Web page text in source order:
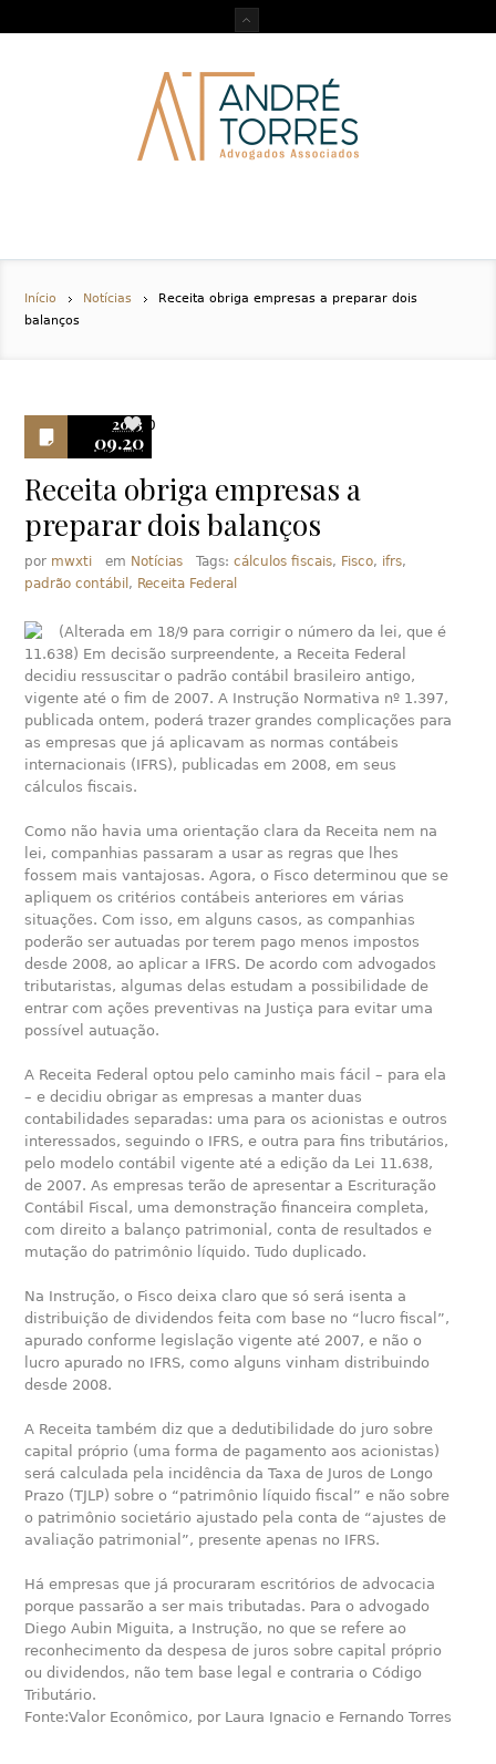
Início Notícias
Receita obriga empresas a preparar dois
balanços
2013
09.20
0
Receita obriga empresas a
preparar dois balanços
por mwxti em Notícias Tags:cálculos fiscais, Fisco, ifrs,
padrão contábil , Receita Federal
(Alterada em 18/9 para corrigir o número da lei, que é
11.638) Em decisão surpreendente, a Receita Federal
decidiu ressuscitar o padrão contábil brasileiro antigo,
vigente até o fim de 2007. A Instrução Normativa nº 1.397,
publicada ontem, poderá trazer grandes complicações para
as empresas que já aplicavam as normas contábeis
internacionais (IFRS), publicadas em 2008, em seus
cálculos fiscais.
Como não havia uma orientação clara da Receita nem na
lei, companhias passaram a usar as regras que lhes
fossem mais vantajosas. Agora, o Fisco determinou que se
apliquem os critérios contábeis anteriores em várias
situações. Com isso, em alguns casos, as companhias
poderão ser autuadas por terem pago menos impostos
desde 2008, ao aplicar a IFRS. De acordo com advogados
tributaristas, algumas delas estudam a possibilidade de
entrar com ações preventivas na Justiça para evitar uma
possível autuação.
A Receita Federal optou pelo caminho mais fácil – para ela
– e decidiu obrigar as empresas a manter duas
contabilidades separadas: uma para os acionistas e outros
interessados, seguindo o IFRS, e outra para fins tributários,
pelo modelo contábil vigente até a edição da Lei 11.638,
de 2007. As empresas terão de apresentar a Escrituração
Contábil Fiscal, uma demonstração financeira completa,
com direito a balanço patrimonial, conta de resultados e
mutação do patrimônio líquido. Tudo duplicado.
Na Instrução, o Fisco deixa claro que só será isenta a
distribuição de dividendos feita com base no “lucro fiscal”,
apurado conforme legislação vigente até 2007, e não o
lucro apurado no IFRS, como alguns vinham distribuindo
desde 2008.
A Receita também diz que a dedutibilidade do juro sobre
capital próprio (uma forma de pagamento aos acionistas)
será calculada pela incidência da Taxa de Juros de Longo
Prazo (TJLP) sobre o “patrimônio líquido fiscal” e não sobre
o patrimônio societário ajustado pela conta de “ajustes de
avaliação patrimonial”, presente apenas no IFRS.
Há empresas que já procuraram escritórios de advocacia
porque passarão a ser mais tributadas. Para o advogado
Diego Aubin Miguita, a Instrução, no que se refere ao
reconhecimento da despesa de juros sobre capital próprio
ou dividendos, não tem base legal e contraria o Código
Tributário.
Fonte:Valor Econômico, por Laura Ignacio e Fernando Torres